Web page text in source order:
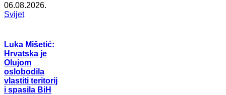
06.08.2026.
Svijet
Luka Mišetić:
Hrvatska je
Olujom
oslobodila
vlastiti teritorij
i spasila BiH